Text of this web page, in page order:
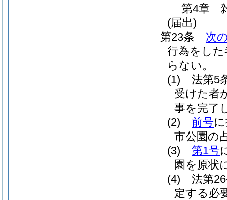
第4章
(届出)
第23条
次
行為をし
らない。
(1)
法第5
受けた者
事を完了
(2)
前号
市公園の
(3)
第1号
園を原状
(4)
法第
定する必